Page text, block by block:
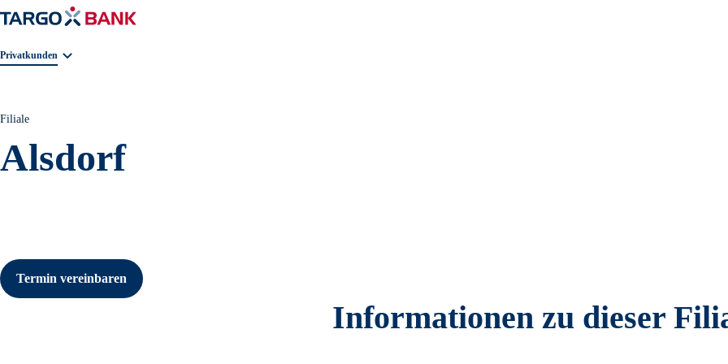
Geschäftsbereichnavigation. Aktuelle Auswahl:
Privatkunden
Filiale
Alsdorf
Termin vereinbaren
Informationen zu dieser